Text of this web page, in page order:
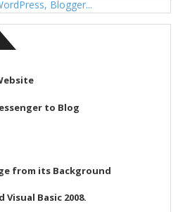
to Blog
from its Background
Visual Basic 2008.